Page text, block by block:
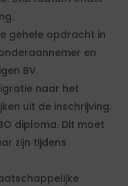
gehele opdracht in
en
BV.
naar het
uit de inschrijving.
diploma. Dit moet
zijn tijdens